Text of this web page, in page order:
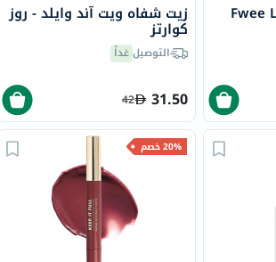
Fwee زيت شفاه ويت آند وايلد - روز
كوارتز
التوصيلغداً
31.50
42
20% خصم